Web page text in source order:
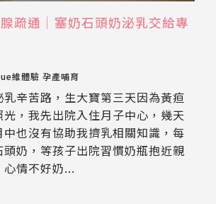
疏通｜塞奶石頭奶泌乳交給專
維體驗 孕產哺育
辛苦路，生大寶第三天因為黃疸
，我先出院入住月子中心，幾天
也沒有協助我擠乳相關知識，每
奶，等孩子出院習慣奶瓶抱近親
情不好奶...